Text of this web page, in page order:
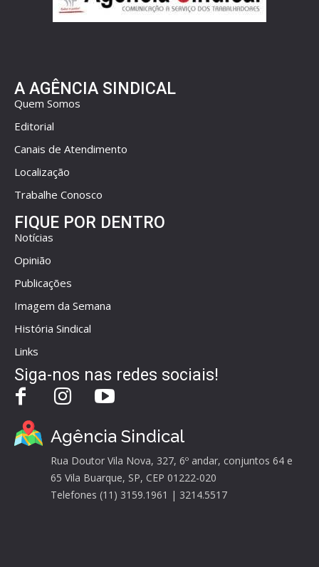
A AGÊNCIA SINDICAL
Quem Somos
Editorial
Canais de Atendimento
Localização
Trabalhe Conosco
FIQUE POR DENTRO
Notícias
Opinião
Publicações
Imagem da Semana
História Sindical
Links
Siga-nos nas redes sociais!
Agência Sindical
Rua Doutor Vila Nova, 327, 6º andar, conjuntos 64 e
65 Vila Buarque, SP, CEP 01222-020
Telefones (11) 3159.1961 | 3214.5517